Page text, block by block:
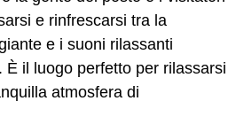
e rinfrescarsi tra la
e i suoni rilassanti
È il luogo perfetto per rilassarsi
atmosfera di